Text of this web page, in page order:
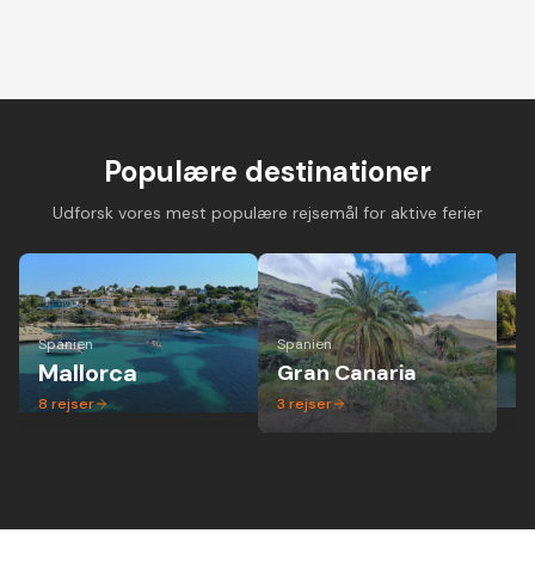
Populære destinationer
Udforsk vores mest populære rejsemål for aktive ferier
Spanien
Mallorca
8 rejser
Spanien
Gran Canaria
3 rejser